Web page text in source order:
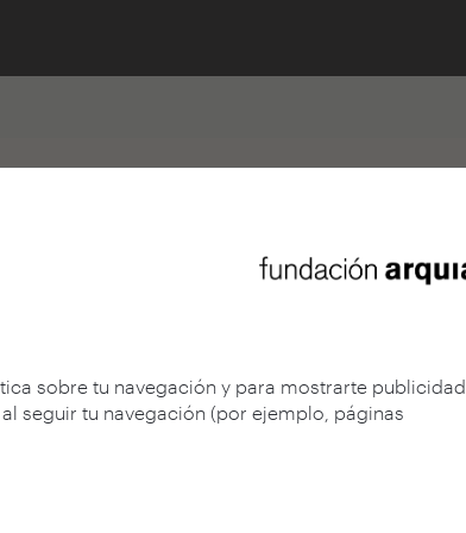
sobre tu navegación y para mostrarte publicidad
seguir tu navegación (por ejemplo, páginas